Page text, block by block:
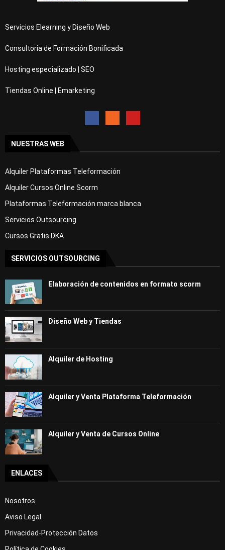
Servicios Elearning y Diseño Web
Consultoria de Formación Bonificada
Hosting especializado | SEO
Tiendas Online | Emarketing
NUESTRAS WEB
Alquiler Plataformas Teleformación
Alquiler Cursos Online Scorm
Plataformas Teleformación marca blanca
Servicios Outsourcing
Cursos Gratis DKA
SERVICIOS OUTSOURCING
Elaboración de contenidos en formato scorm
Diseño Web y Tiendas
Alquiler de Hosting
Alquiler y Venta Plataforma Teleformación
Alquiler y Venta de Cursos Online
ENLACES
Nosotros
Aviso Legal
Privacidad-Protección Datos